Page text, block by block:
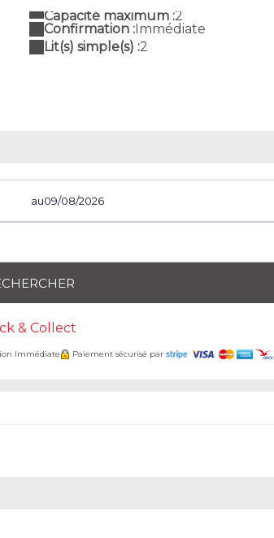
Capacité maximum :2
Confirmation :Immédiate
Lit(s) simple(s) :2
au
& Collect
Immédiate Paiement sécurisé par